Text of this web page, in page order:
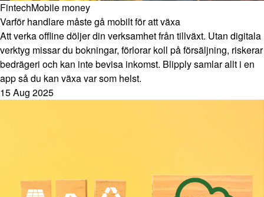
FintechMobile money
Varför handlare måste gå mobilt för att växa
Att verka offline döljer din verksamhet från tillväxt. Utan digitala
verktyg missar du bokningar, förlorar koll på försäljning, riskerar
bedrägeri och kan inte bevisa inkomst. Blipply samlar allt i en
app så du kan växa var som helst.
15 Aug 2025